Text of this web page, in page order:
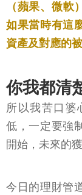
（蘋果、微軟
如果當時有這
資產及對應的被
你我都清
所以我苦口婆
低，一定要強
開始，未來的
今日的理財管